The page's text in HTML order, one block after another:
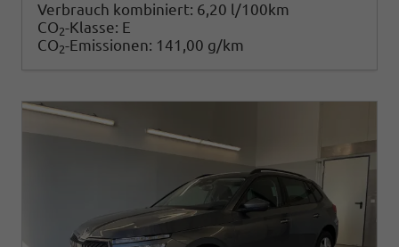
Verbrauch kombiniert: 6,20 l/100km
CO2-Klasse: E
CO2-Emissionen: 141,00 g/km